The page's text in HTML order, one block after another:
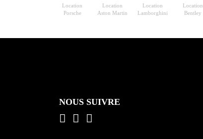
Location
Porsche
Location
Aston Martin
Location
Lamborghini
Location
Bentley
NOUS SUIVRE